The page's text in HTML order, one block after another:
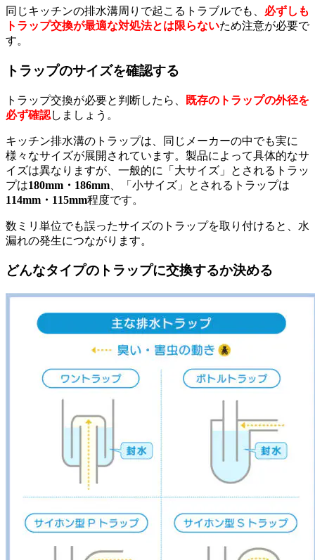
同じキッチンの排水溝周りで起こるトラブルでも、 必ずしも
トラップ交換が最適な対処法とは限らないため注意が必要で
す。
トラップのサイズを確認する
トラップ交換が必要と判断したら、
既存のトラップの外径を
必ず確認しましょう。
キッチン排水溝のトラップは、同じメーカーの中でも実に
様々なサイズが展開されています。製品によって具体的なサ
イズは異なりますが、一般的に「大サイズ」とされるトラッ
プは180mm・186mm 、「小サイズ」とされるトラップは
114mm・115mm程度です。
数ミリ単位でも誤ったサイズのトラップを取り付けると、水
漏れの発生につながります。
どんなタイプのトラップに交換するか決める